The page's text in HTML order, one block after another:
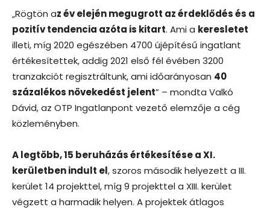
„Rögtön az év elején megugrott az érdeklődés és a
pozitív tendencia azóta is kitart. Ami a keresletet
illeti, míg 2020 egészében 4700 újépítésű ingatlant
értékesítettek, addig 2021 első fél évében 3200
tranzakciót regisztráltunk, ami időarányosan 40
százalékos növekedést jelent” – mondta Valkó
Dávid, az OTP Ingatlanpont vezető elemzője a cég
közleményben.
A legtöbb, 15 beruházás értékesítése a XI.
kerületben indult el, szoros második helyezett a III.
kerület 14 projekttel, míg 9 projekttel a XIII. kerület
végzett a harmadik helyen. A projektek átlagos